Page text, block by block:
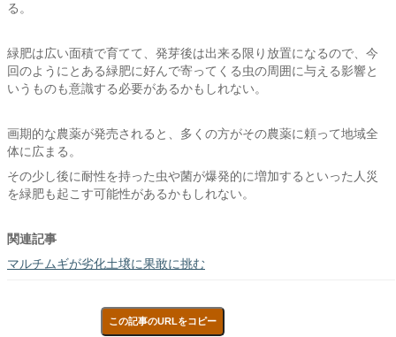
る。
緑肥は広い面積で育てて、発芽後は出来る限り放置になるので、今
回のようにとある緑肥に好んで寄ってくる虫の周囲に与える影響と
いうものも意識する必要があるかもしれない。
画期的な農薬が発売されると、多くの方がその農薬に頼って地域全
体に広まる。
その少し後に耐性を持った虫や菌が爆発的に増加するといった人災
を緑肥も起こす可能性があるかもしれない。
関連記事
マルチムギが劣化土壌に果敢に挑む
この記事のURLをコピー